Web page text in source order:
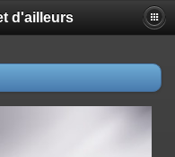
d'ailleurs